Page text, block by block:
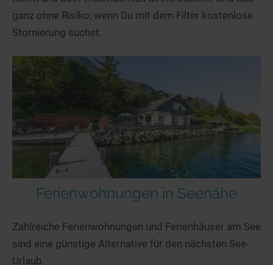
ganz ohne Risiko, wenn Du mit dem Filter kostenlose
Stornierung suchst.
Ferienwohnungen in Seenähe
Zahlreiche Ferienwohnungen und Ferienhäuser am See
sind eine günstige Alternative für den nächsten See-
Urlaub.